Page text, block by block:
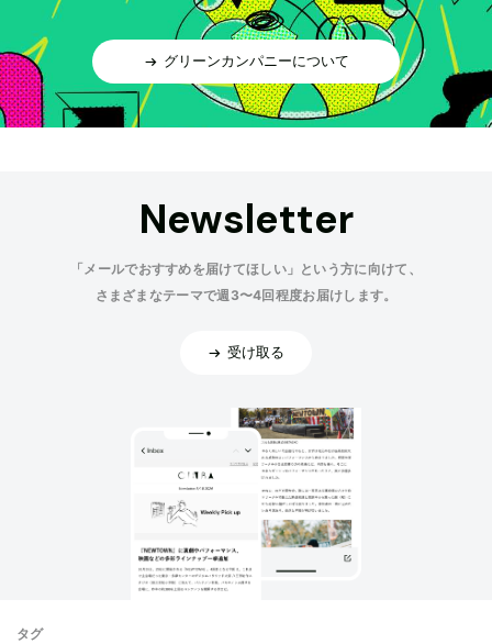
グリーンカンパニーについて
Newsletter
「メールでおすすめを届けてほしい」という方に向けて、
さまざまなテーマで週3〜4回程度お届けします。
受け取る
タグ